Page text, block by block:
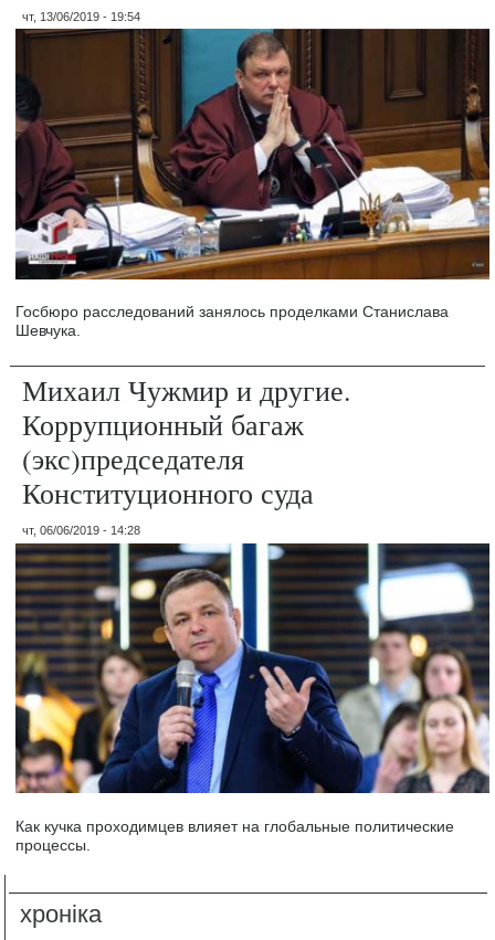
чт, 13/06/2019 - 19:54
Госбюро расследований занялось проделками Станислава
Шевчука.
Михаил Чужмир и другие.
Коррупционный багаж
(экс)председателя
Конституционного суда
чт, 06/06/2019 - 14:28
Как кучка проходимцев влияет на глобальные политические
процессы.
хроніка